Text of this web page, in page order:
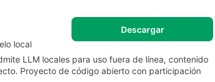
local
Descargar
LLM locales para uso fuera de línea, contenido
Proyecto de código abierto con participación